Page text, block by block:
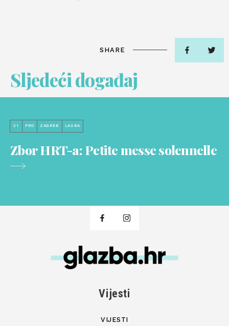
SHARE
Sljedeći događaj
21 PRO ZAGREB LAUBA
Zbor HRT-a: Petite messe solennelle
Vijesti
VIJESTI